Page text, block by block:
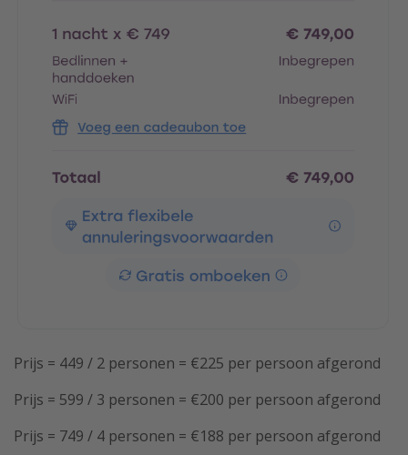
Prijs = 449 / 2 personen = €225 per persoon afgerond
Prijs = 599 / 3 personen = €200 per persoon afgerond
Prijs = 749 / 4 personen = €188 per persoon afgerond